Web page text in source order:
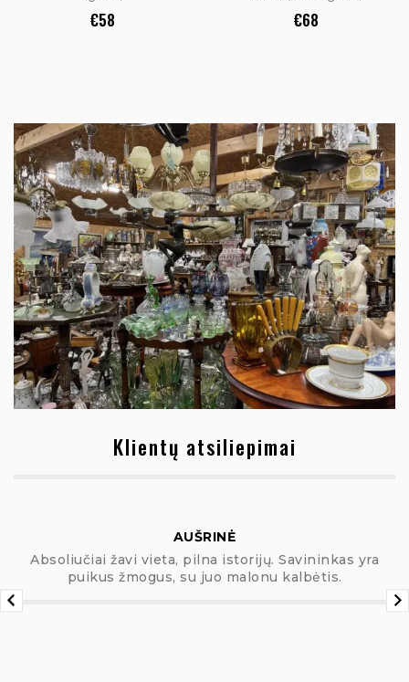
€58 €68
Klientų atsiliepimai
Absoliučiai žavi vieta, pilna istorijų. Savininkas yra
puikus žmogus, su juo malonu kalbėtis.
AUŠRINĖ